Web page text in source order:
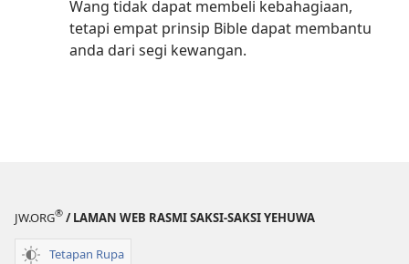
Wang tidak dapat membeli kebahagiaan,
tetapi empat prinsip Bible dapat membantu
anda dari segi kewangan.
JW.ORG® / LAMAN WEB RASMI SAKSI-SAKSI YEHUWA
Tetapan Rupa